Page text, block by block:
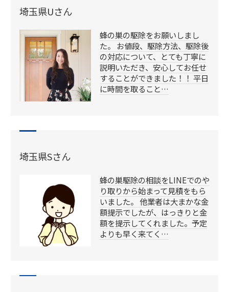
埼玉県Uさん
蜂の巣の駆除をお願いしまし
た。 お値段、駆除方法、駆除後
の対応について、とても丁寧に
説明いただき、安心してお任せ
することができました！！ 平日
に時間を取ること…
埼玉県Sさん
蜂の巣駆除の相談をLINEでのや
り取りから始まって見積をもら
いました。 他業者は大まかな金
額提示でしたが、はっきりと金
額を提示してくれました。予定
よりも早く来てく…